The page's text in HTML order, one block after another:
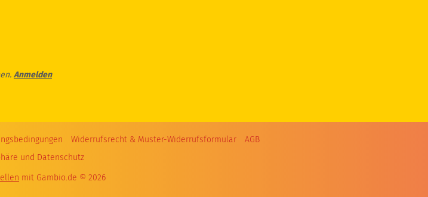
Anmelden
Widerrufsrecht & Muster-Widerrufsformular
AGB
und Datenschutz
mit Gambio.de © 2026